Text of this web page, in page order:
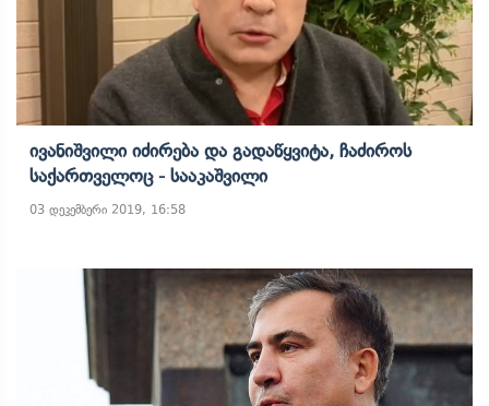
Ივანიშვილი Იძირება Და Გადაწყვიტა, Ჩაძიროს
Საქართველოც - Სააკაშვილი
03 დეკემბერი 2019, 16:58